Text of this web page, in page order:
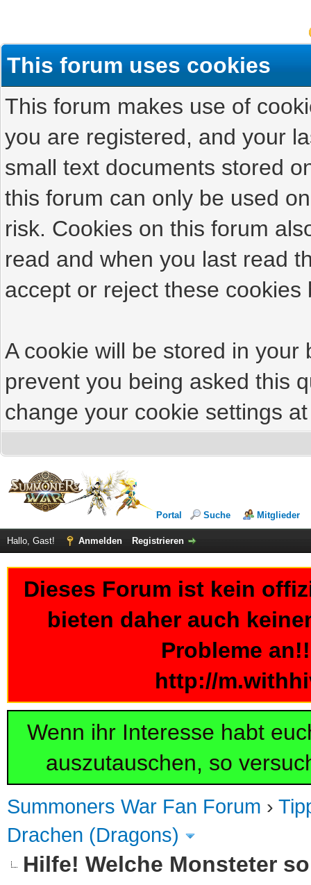
This forum uses cookies
This forum makes use of
you are registered, and your
small text documents stored
this forum can only be used
risk. Cookies on this forum
read and when you last read
accept or reject these cookies
A cookie will be stored in
prevent you being asked this
change your cookie settings
Portal Suche Mitglieder
Hallo, Gast! Anmelden Registrieren
Dieses Forum ist kein
bieten daher auch
Probleme
http://
Wenn ihr Interesse habt
auszutauschen, so
Summoners War Fan Forum ›
Drachen (Dragons)
Hilfe! Welche Monsteter